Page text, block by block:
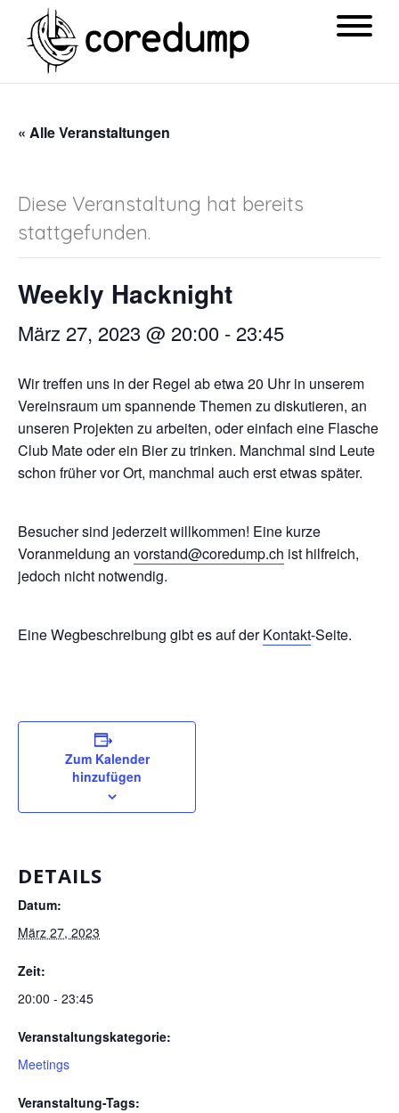
« Alle Veranstaltungen
Diese Veranstaltung hat bereits
stattgefunden.
Weekly Hacknight
März 27, 2023 @ 20:00 - 23:45
Wir treffen uns in der Regel ab etwa 20 Uhr in unserem
Vereinsraum um spannende Themen zu diskutieren, an
unseren Projekten zu arbeiten, oder einfach eine Flasche
Club Mate oder ein Bier zu trinken. Manchmal sind Leute
schon früher vor Ort, manchmal auch erst etwas später.
Besucher sind jederzeit willkommen! Eine kurze
Voranmeldung an vorstand@coredump.ch ist hilfreich,
jedoch nicht notwendig.
Eine Wegbeschreibung gibt es auf derKontakt-Seite.
Zum Kalender
hinzufügen
DETAILS
Datum:
März 27, 2023
Zeit:
20:00 - 23:45
Veranstaltungskategorie:
Meetings
Veranstaltung-Tags: